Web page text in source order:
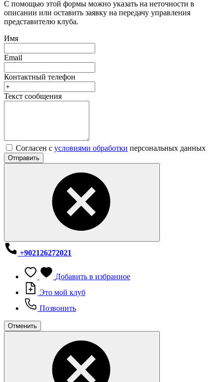
С помощью этой формы можно указать на неточности в
описании или оставить заявку на передачу управления
представителю клуба.
Имя
Email
Контактный телефон
Текст сообщения
Согласен с условиями обработки персональных данных
Отправить
+902126272021
Добавить в избранное
Это мой клуб
Позвонить
Отменить